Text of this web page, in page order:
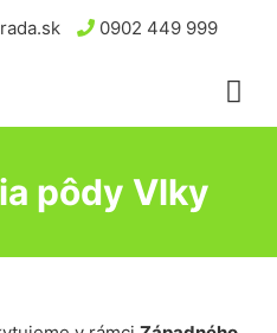
0902 449 999
pôdy Vlky